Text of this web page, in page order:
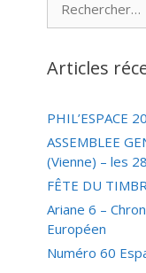
Articles
PHIL’ESPACE
ASSEMBLEE
(Vienne) – les
FÊTE DU
Ariane 6 –
Européen
Numéro 60